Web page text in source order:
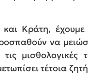
και Κράτη,
να
μισθολογικές
τέτοια